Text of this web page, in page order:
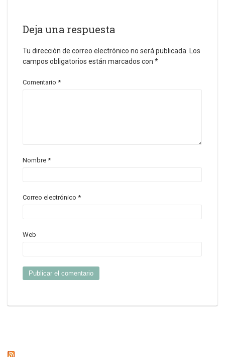
Deja una respuesta
Tu dirección de correo electrónico no será publicada. Los
campos obligatorios están marcados con *
Comentario *
Nombre *
Correo electrónico *
Web